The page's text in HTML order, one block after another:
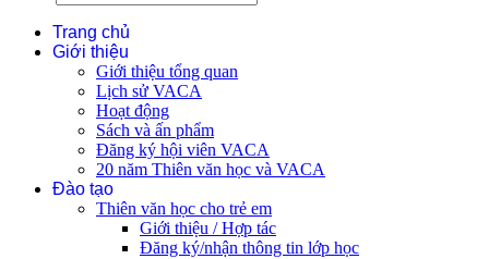
Trang chủ
Giới thiệu
Giới thiệu tổng quan
Lịch sử VACA
Hoạt động
Sách và ấn phẩm
Đăng ký hội viên VACA
20 năm Thiên văn học và VACA
Đào tạo
Thiên văn học cho trẻ em
Giới thiệu / Hợp tác
Đăng ký/nhận thông tin lớp học